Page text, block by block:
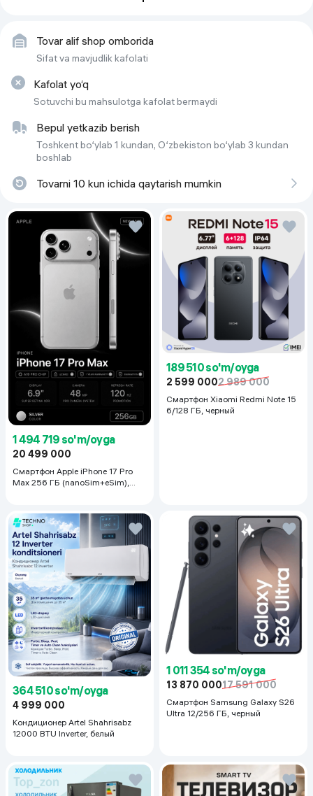
Bosqichsiz yukni boshqarish
Dasturlar soni
Tovar alif shop omborida
Sifat va mavjudlik kafolati
Kafolat yo‘q
Sotuvchi bu mahsulotga kafolat bermaydi
Bepul yetkazib berish
Toshkent bo‘ylab 1 kundan, O‘zbekiston bo‘ylab 3 kundan
boshlab
Tovarni 10 kun ichida qaytarish mumkin
1 494 719 so'm/oyga
20 499 000
Смартфон Apple iPhone 17 Pro
Max 256 ГБ (nanoSim+eSim),
189 510 so'm/oyga
2 599 0002 989 000
Смартфон Xiaomi Redmi Note 15
6/128 ГБ, черный
364 510 so'm/oyga
4 999 000
Кондиционер Artel Shahrisabz
12000 BTU Inverter, белый
1 011 354 so'm/oyga
13 870 00017 591 000
Смартфон Samsung Galaxy S26
Ultra 12/256 ГБ, черный